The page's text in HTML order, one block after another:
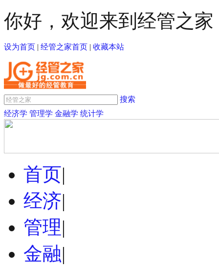
你好，欢迎来到经管之家
设为首页 | 经管之家首页 | 收藏本站
搜索
经济学 管理学 金融学 统计学
首页|
经济|
管理|
金融|